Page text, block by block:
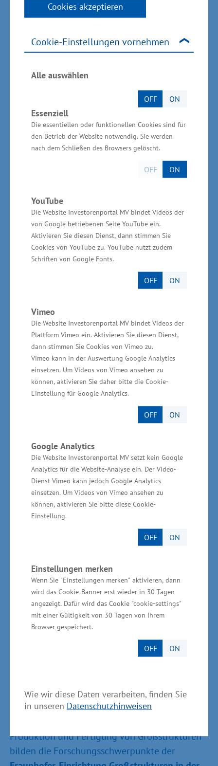
Cookies akzeptieren
Cookie-Einstellungen vornehmen
Alle auswählen
OFF ON
Essenziell
Die essentiellen oder funktionellen Cookies sind für
den Betrieb der Website notwendig. Sie werden
nach dem Schließen des Browsers gelöscht.
OFF ON
YouTube
Die Website Investorenportal MV bindet Videos der
von Google betriebenen Seite YouTube ein.
Aktivieren Sie diesen Dienst, dann stimmen Sie
Cookies von YouTube zu. YouTube nutzt zudem
Schriften von Google Fonts.
OFF ON
Vimeo
Die Website Investorenportal MV bindet Videos der
Plattform Vimeo ein. Aktivieren Sie diesen Dienst,
dann stimmen Sie Cookies von Vimeo zu.
Vimeo kann in der Auswertung Google Analytics
einsetzen. Um Videos von Vimeo ansehen zu
können, aktivieren Sie daher bitte die Cookie-
Einstellung für Google Analytics.
OFF ON
Google Analytics
Die Website Investorenportal MV setzt kein Google
Analytics für die Website-Analyse ein. Der Video-
Dienst Vimeo kann jedoch Google Analytics
einsetzen. Um Videos von Vimeo ansehen zu
können, aktivieren Sie bitte diese Cookie-
Einstellung.
OFF ON
Einstellungen merken
Wenn Sie "Einstellungen merken" aktivieren, dann
wird das Cookie-Banner erst wieder in 30 Tagen
angezeigt. Dafür wird das Cookie "cookie-settings"
mit einer Gültigkeit von 30 Tagen von Ihrem
Browser gespeichert.
OFF ON
Wie wir diese Daten verarbeiten, finden Sie
in unseren Datenschutzhinweisen
Das Wirtschaftsministerium unterstützt das
für regionale Entwicklung“ (EFRE) in Höhe von
sich das Projektvolumen auf mehr als 2,6
2014 bis 2020 stellt das Wirtschaftsministerium
168 Millionen Euro aus dem Europäischen
Fonds für regionale Entwicklung (EFRE) zur
Verfügung.
Drei Projektpartner forschen an innovativem
Verfahren
Im Forschungsprojekt zeichnet sich die
Ostseestaal GmbH & Co. KG für die
Koordinierung sowie den Plattentransport, die
Umformwerkzeuge und die elektronische
verantwortlich. Die Fraunhofer-Gesellschaft ist
für die theoretischen Aspekte der
kaltplastischen Umformung, die optische
Vermessung und die Steuerung sowie die
Visualisierung des Umformprozesses zuständig.
Die Universität Rostock übernimmt die
Entwicklung einer inversen Steuerung.
Die Projektpartner
Ostseestaal GmbH & Co. KGin Stralsund ist
eine Spezialfirma für die Herstellung und
Lieferung von passgenauen Bausätzen aus
geformtem Metallblech und verfügt über ein
Planung und baulichen Ausführung innovativer
und kundenspezifischer Schiffe, Konstruktionen
und Ausrüstungen. Die Produkte werden nach
Kundenwunsch maßgefertigt. Mehr als 130
qualifizierte Mitarbeiter sichern den Kunden
eine gleichbleibend hohe Qualität.
Produktion und Fertigung von Großstrukturen
bilden die Forschungsschwerpunkte der